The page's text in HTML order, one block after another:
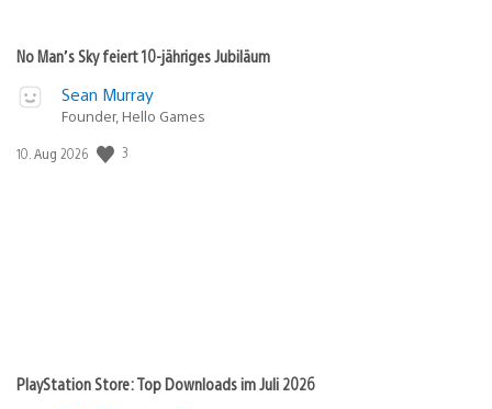
No Man’s Sky feiert 10-jähriges Jubiläum
Sean Murray
Founder, Hello Games
Veröffentlichungsdatum:
10. Aug 2026 3
PlayStation Store: Top Downloads im Juli 2026